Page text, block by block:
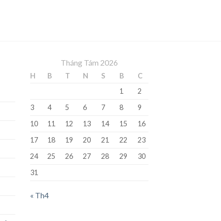
Tháng Tám 2026
H B T N S B
C
1
2
3
4 5 6 7 8
9
10
11 12 13 14 15
16
17
18 19 20 21 22
23
24
25 26 27 28 29
30
31
« Th4